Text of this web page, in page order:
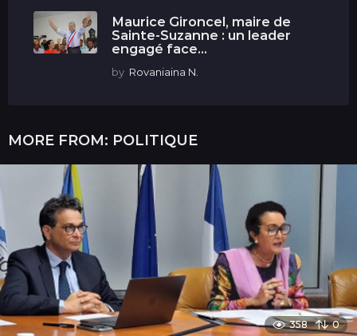
Maurice Gironcel, maire de
Sainte-Suzanne : un leader
engagé face...
by Rovaniaina N.
MORE FROM: POLITIQUE
358 0